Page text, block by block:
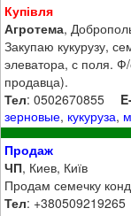
Купівля
Агротема,
Закупаю кукурузу,
элеватора, с поля.
продавца).
Тел: 0502670855
зерновые, кукуруза,
Продаж
ЧП, Киев, Київ
Продам семечку
Тел: +380509219265